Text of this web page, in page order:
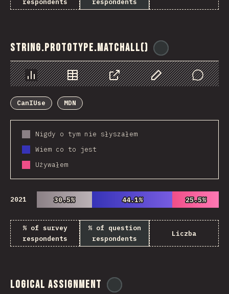
respondents respondents
String.prototype.matchAll()
Chart Data Share Customize Data
Comments
CanIUse
MDN
Nigdy o tym nie słyszałem
Wiem co to jest
Używałem
2021 30.5%
30.5% 44.1%
44.1% 25.5%
25.5%
% of survey
respondents
% of question
respondents
Liczba
Logical Assignment